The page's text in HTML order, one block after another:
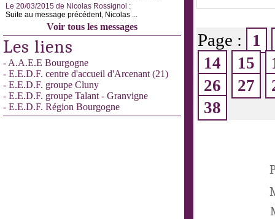
Le 20/03/2015 de Nicolas Rossignol :
Suite au message précédent, Nicolas ...
Voir tous les messages
Les liens
- A.A.E.E Bourgogne
- E.E.D.F. centre d'accueil d'Arcenant (21)
- E.E.D.F. groupe Cluny
- E.E.D.F. groupe Talant - Granvigne
- E.E.D.F. Région Bourgogne
Page :
1
14
15
26
27
38